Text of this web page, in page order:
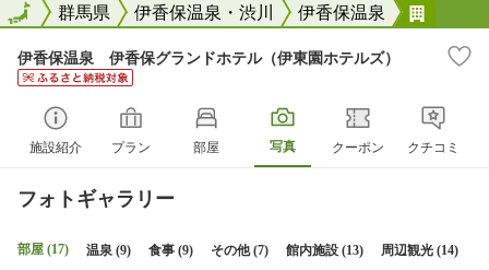
全国群馬県 伊香保温泉・渋川 伊香保温泉
全国
伊香保温泉 伊香保グランドホテル（伊東園ホテルズ）
施設紹介 プラン 部屋 写真 クーポン クチコミ
フォトギャラリー
部屋 (17) 温泉 (9) 食事 (9) その他 (7) 館内施設 (13) 周辺観光 (14)